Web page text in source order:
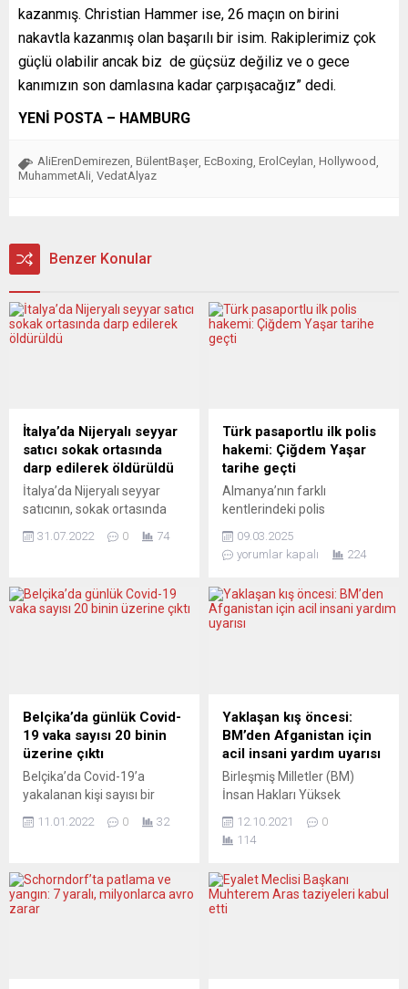
kazanmış. Christian Hammer ise, 26 maçın on birini
nakavtla kazanmış olan başarılı bir isim. Rakiplerimiz çok
güçlü olabilir ancak biz de güçsüz değiliz ve o gece
kanımızın son damlasına kadar çarpışacağız” dedi.
YENİ POSTA – HAMBURG
AliErenDemirezen BülentBaşer EcBoxing ErolCeylan Hollywood
MuhammetAli VedatAlyaz
Benzer Konular
İtalya’da Nijeryalı seyyar
satıcı sokak ortasında
darp edilerek öldürüldü
İtalya’da Nijeryalı seyyar
satıcının, sokak ortasında
darbedilerek hayatını
kaybetmesi ve
tepkilere yol açtı. Ülkenin
doğusundaki Adriyatik
ilişkin görüntüler basında yer
aldı. Sokakta seyyar satıcılık
yapan Nijeryalı 39 yaşındaki
Alika Ogorchukwu, 32
yaşındaki İtalyan...
31.07.2022 0 74
Türk pasaportlu ilk polis
hakemi: Çiğdem Yaşar
tarihe geçti
Almanya’nın farklı
kentlerindeki polis
teşkilatlarında atış ve
savunma eğitmeni olarak
görev yapan Çiğdem Yaşar,
hakem unvanını alarak
önemli bir başarıya imza
Leipzig kentinde
Uluslararası Judo
Federasyonu (IJF)
tarafından düzenlenen en
yüksek hakemlik...
09.03.2025
yorumlar kapalı
224
Belçika’da günlük Covid-
19 vaka sayısı 20 binin
üzerine çıktı
Belçika’da Covid-19’a
yakalanan kişi sayısı bir
günlük vakalar 20 binin
ortalamasını veren Ulusal
Halk Sağlığı Enstitüsü
11.01.2022 0 32
Yaklaşan kış öncesi:
BM’den Afganistan için
acil insani yardım uyarısı
Birleşmiş Milletler (BM)
İnsan Hakları Yüksek
Afganistan’da kış
mevsiminin yaklaştığına
sahiplerinin acil insani
yardıma muhtaç olduğuna
12.10.2021
0
114